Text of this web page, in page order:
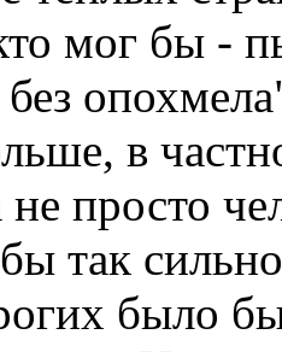
мог бы -
в
просто
так
было